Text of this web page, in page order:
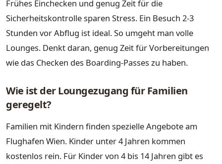
Frühes Einchecken und genug Zeit für die
Sicherheitskontrolle sparen Stress. Ein Besuch 2-3
Stunden vor Abflug ist ideal. So umgeht man volle
Lounges. Denkt daran, genug Zeit für Vorbereitungen
wie das Checken des Boarding-Passes zu haben.
Wie ist der Loungezugang für Familien
geregelt?
Familien mit Kindern finden spezielle Angebote am
Flughafen Wien. Kinder unter 4 Jahren kommen
kostenlos rein. Für Kinder von 4 bis 14 Jahren gibt es